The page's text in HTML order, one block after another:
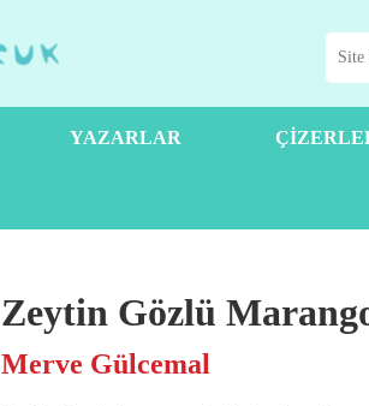
YAZARLAR
Zeytin Gözlü
Merve Gülcemal